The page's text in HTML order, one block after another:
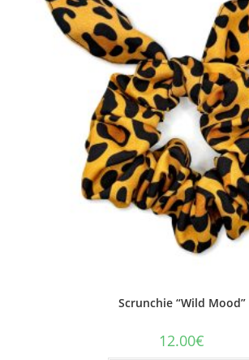
Scrunchie “Wild Mood”
12.00€